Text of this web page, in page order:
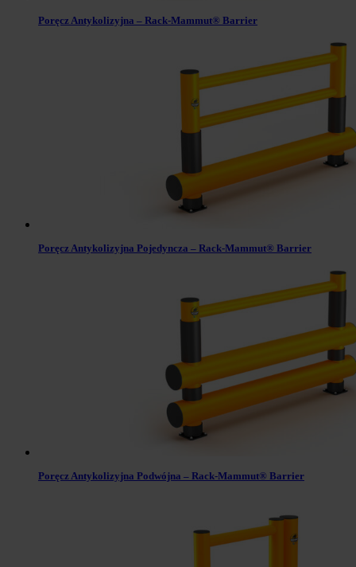
Poręcz Antykolizyjna – Rack-Mammut® Barrier
Poręcz Antykolizyjna Pojedyncza – Rack-Mammut® Barrier
Poręcz Antykolizyjna Podwójna – Rack-Mammut® Barrier